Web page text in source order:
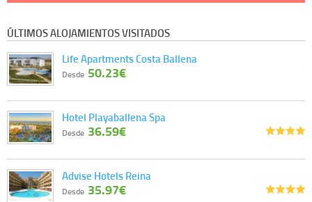
ÚLTIMOS ALOJAMIENTOS VISITADOS
Life Apartments Costa Ballena
Desde 50.23€
Hotel Playaballena Spa
Desde 36.59€
Advise Hotels Reina
Desde 35.97€